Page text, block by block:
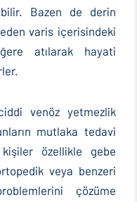
Bazen de derin
varis içerisindeki
atılarak hayati
venöz yetmezlik
mutlaka tedavi
özellikle gebe
veya benzeri
çözüme